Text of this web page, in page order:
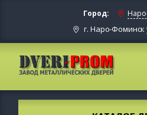
Город:
г. Наро-Фоминск